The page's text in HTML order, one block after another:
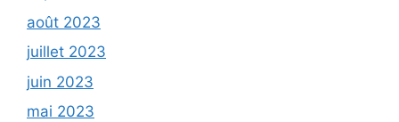
août 2023
juillet 2023
juin 2023
mai 2023